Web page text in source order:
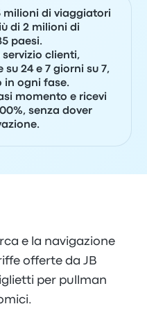
milioni di viaggiatori
di 2 milioni di
paesi.
clienti,
24 e 7 giorni su 7,
in ogni fase.
momento e ricevi
senza dover
e la navigazione
offerte da JB
per pullman